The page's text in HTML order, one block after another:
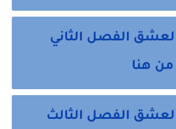
العشق الفصل الثاني
هنا
العشق الفصل الثالث